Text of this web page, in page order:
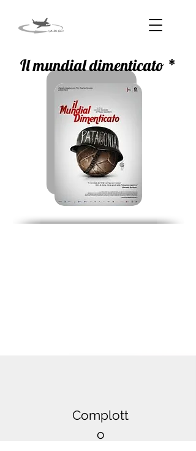
Il mundial dimenticato *
Complott
o